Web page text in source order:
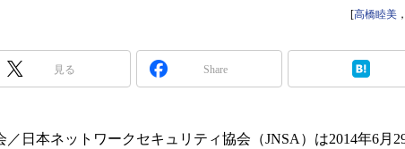
[高橋睦美 ，
見る Share
日本ネットワークセキュリティ協会（JNSA）は2014年6月